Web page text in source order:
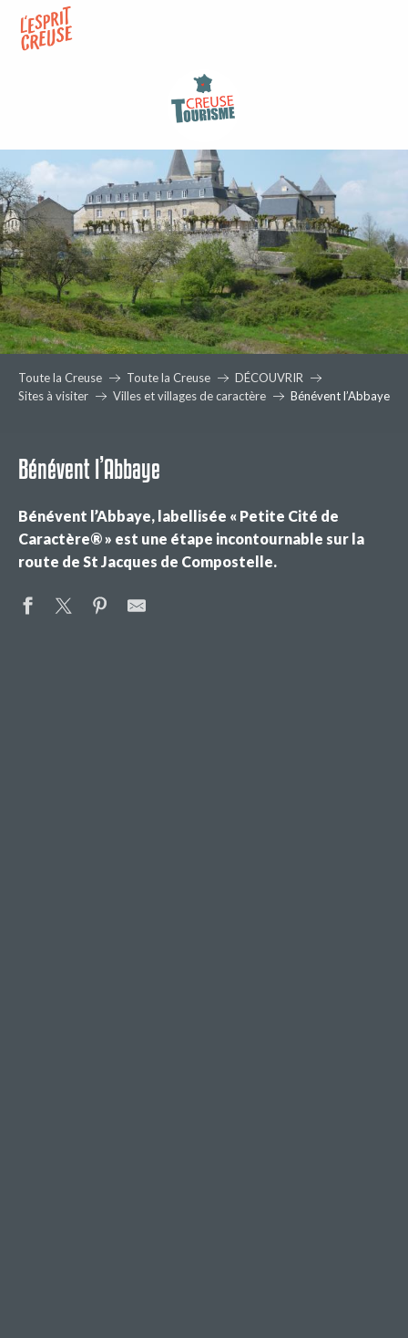
contenu
Toute la Creuse Toute la Creuse
DÉCOUVRIR
Sites à visiter
Villes et villages de caractère Bénévent l’Abbaye
Bénévent l’Abbaye
Bénévent l’Abbaye, labellisée « Petite Cité de
Caractère® » est une étape incontournable sur la
route de St Jacques de Compostelle.